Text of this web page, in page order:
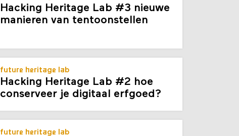
future heritage lab
Hacking Heritage Lab #3 nieuwe
future heritage lab
Hacking Heritage Lab #2 hoe